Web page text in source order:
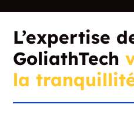
L’expertise
GoliathTech
la